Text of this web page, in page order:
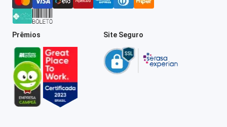
Prêmios Site Seguro